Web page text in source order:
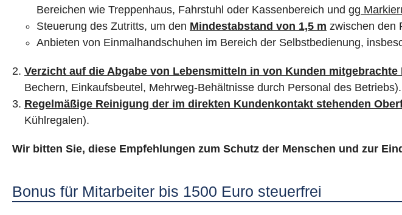
Bereichen wie Treppenhaus, Fahrstuhl oder Kassenbereich und gg
Steuerung des Zutritts, um den Mindestabstand von 1,5 m zwischen den
Anbieten von Einmalhandschuhen im Bereich der Selbstbedienung,
Verzicht auf die Abgabe von Lebensmitteln in von Kunden mitgebrachte
Bechern, Einkaufsbeutel, Mehrweg-Behältnisse durch Personal des Betriebs).
Regelmäßige Reinigung der im direkten Kundenkontakt stehenden
Kühlregalen).
Wir bitten Sie, diese Empfehlungen zum Schutz der Menschen und zur
Bonus für Mitarbeiter bis 1500 Euro steuerfrei